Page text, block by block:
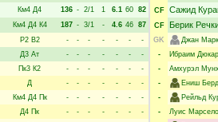
Км4 Д4 136 - 2/1 1 6.1 60 82
Км4 Д4 К4 187 - 3/1 - 4.6 46 87
Р2 В2 - - - - - -
-
Д3 Ат - - - - - -
-
Пк3 К2 - - - - - -
-
Д - - - - - -
-
Км4 Д4 Пк - - - - - -
-
Д4 Пк - - - - - -
-
CF
Сажид
CF
Берик
GK
Джан
-
Ибраим
-
Амхурэл
-
Ениш
-
Рейльд
-
Луис